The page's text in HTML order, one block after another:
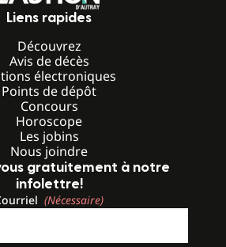
Liens rapides
Découvrez
Avis de décès
électroniques
Points de dépôt
Concours
Horoscope
Les jobins
Nous joindre
gratuitement à notre
infolettre!
(Nécessaire)